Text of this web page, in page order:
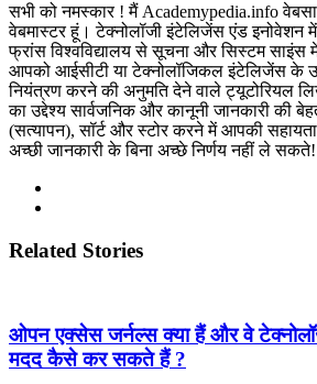
सभी को नमस्कार ! मैं Academypedia.info
वेबमास्टर हूं। टेक्नोलॉजी इंटेलिजेंस एंड इनोवेशन में
फ्रांस विश्वविद्यालय से सूचना और सिस्टम साइंस में
आपको आईसीटी या टेक्नोलॉजिकल इंटेलिजेंस के
नियंत्रण करने की अनुमति देने वाले ट्यूटोरियल
का उद्देश्य सार्वजनिक और कानूनी जानकारी की
(सत्यापन), सॉर्ट और स्टोर करने में आपकी
अच्छी जानकारी के बिना अच्छे निर्णय नहीं ले सकते!
Related Stories
ओपन एक्सेस जर्नल्स क्या हैं और वे
मदद कैसे कर सकते हैं ?